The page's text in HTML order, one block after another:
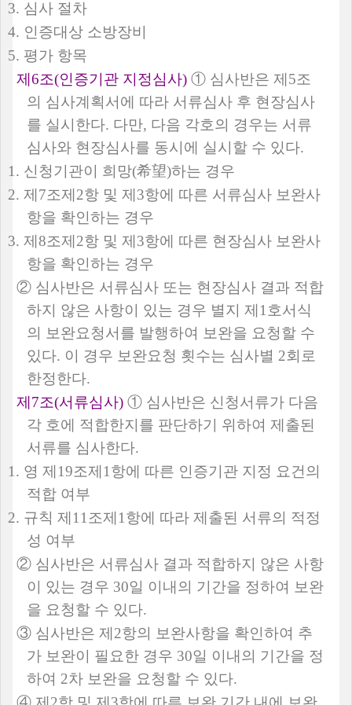
3. 심사 절차
4. 인증대상 소방장비
5. 평가 항목
제6조(인증기관 지정심사) ① 심사반은 제 5조
의 심사계획서에 따라 서류심사 후 현장심사
를 실시한다. 다만, 다음 각호의 경우는 서류
심사와 현장심사를 동시에 실시할 수 있다.
1. 신청기관이 희망(希望)하는 경우
2. 제 7조제 2항 및 제 3항에 따른 서류심사 보완사
항을 확인하는 경우
3. 제 8조제 2항 및 제 3항에 따른 현장심사 보완사
항을 확인하는 경우
② 심사반은 서류심사 또는 현장심사 결과 적합
하지 않은 사항이 있는 경우 별지 제 1 호서식
의 보완요청서를 발행하여 보완을 요청할 수
있다. 이 경우 보완요청 횟수는 심사별 2회로
한정한다.
제 7조(서류심사) ① 심사반은 신청서류가 다음
각 호에 적합한지를 판단하기 위하여 제출된
서류를 심사한다.
1. 영 제 19조제 1 항에 따른 인증기관 지정 요건의
적합 여부
2. 규칙 제 11 조제 1 항에 따라 제출된 서류의 적정
성 여부
② 심사반은 서류심사 결과 적합하지 않은 사항
이 있는 경우 30일 이내의 기간을 정하여 보완
을 요청할 수 있다.
③ 심사반은 제 2항의 보완사항을 확인하여 추
가 보완이 필요한 경우 30일 이내의 기간을 정
하여 2차 보완을 요청할 수 있다.